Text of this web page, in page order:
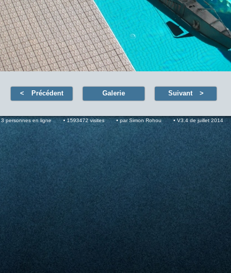
Précédent Galerie Suivant
3 personnes en ligne 1593472 visites par Simon Rohou V3.4 de juillet 2014